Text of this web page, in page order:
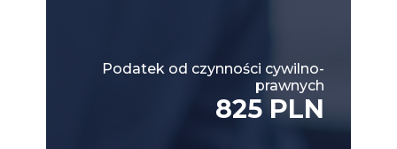
Podatek od czynności cywilno-
prawnych
825 PLN